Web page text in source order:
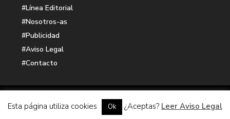
#Línea Editorial
#Nosotros-as
#Publicidad
#Aviso Legal
#Contacto
Electrico Romance
Hacker Harbor
Esta página utiliza cookies Ok ¿Aceptas? Leer Aviso Legal